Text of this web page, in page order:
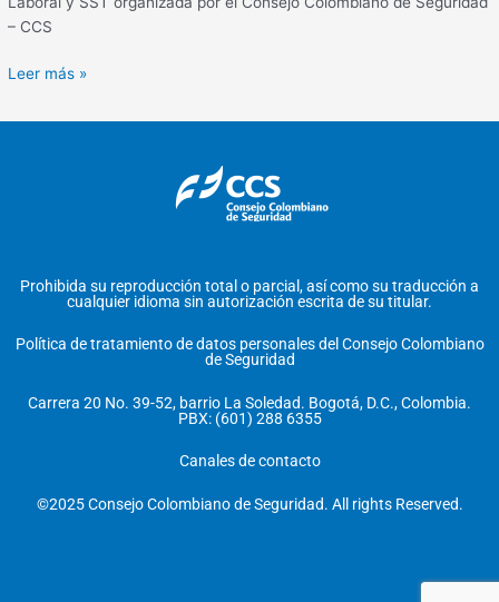
– CCS
Leer más »
Prohibida su reproducción total o parcial, así como su traducción a
cualquier idioma sin autorización escrita de su titular.
Política de tratamiento de datos personales del Consejo Colombiano
de Seguridad
Carrera 20 No. 39-52, barrio La Soledad. Bogotá, D.C., Colombia.
PBX: (601) 288 6355
Canales de contacto
©2025 Consejo Colombiano de Seguridad. All rights Reserved.